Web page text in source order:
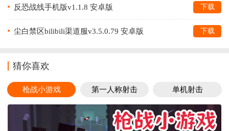
反恐战线手机版v1.1.8 安卓版 下载
尘白禁区bilibili渠道服v3.5.0.79 安卓版 下载
猜你喜欢
枪战小游戏 第一人称射击 单机射击